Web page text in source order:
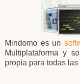
Mindomo es un
Multiplataforma y
propia para todas las